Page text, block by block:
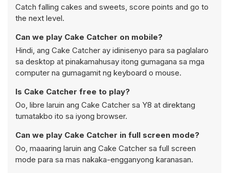
Catch falling cakes and sweets, score points and go to
the next level.
Can we play Cake Catcher on mobile?
Hindi, ang Cake Catcher ay idinisenyo para sa paglalaro
sa desktop at pinakamahusay itong gumagana sa mga
computer na gumagamit ng keyboard o mouse.
Is Cake Catcher free to play?
Oo, libre laruin ang Cake Catcher sa Y8 at direktang
tumatakbo ito sa iyong browser.
Can we play Cake Catcher in full screen mode?
Oo, maaaring laruin ang Cake Catcher sa full screen
mode para sa mas nakaka-engganyong karanasan.